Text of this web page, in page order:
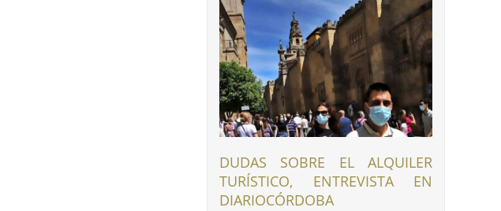
DUDAS SOBRE EL ALQUILER
TURÍSTICO, ENTREVISTA EN
DIARIOCÓRDOBA